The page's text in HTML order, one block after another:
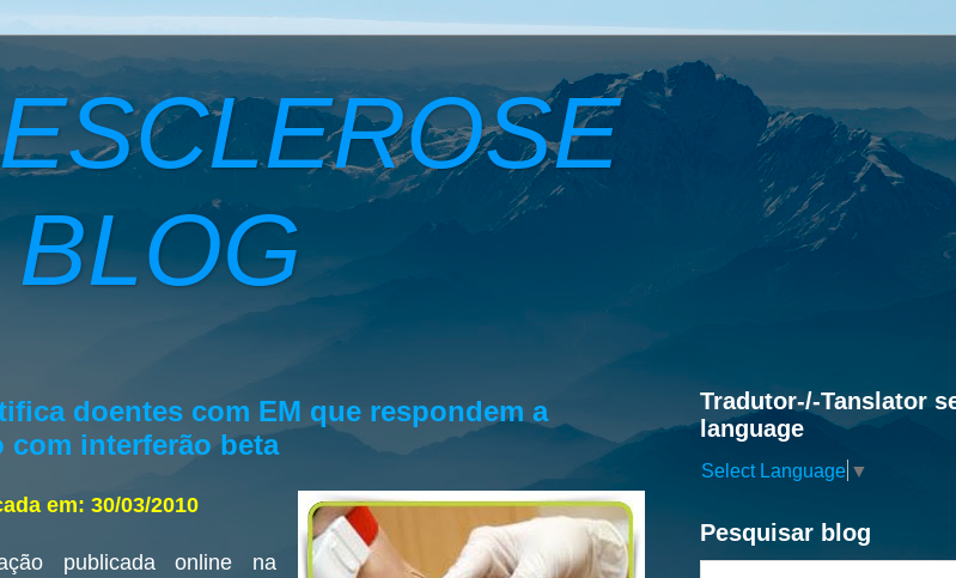
doentes com EM que respondem a
com interferão beta
em: 30/03/2010
publicada online na
Tradutor-/-Tanslator
language
Select Language ▼
Pesquisar blog